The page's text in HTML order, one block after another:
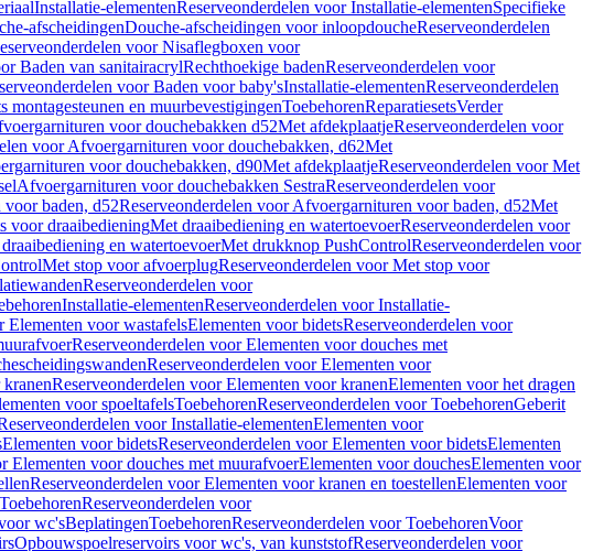
Installatie-elementenReserveonderdelen voor Installatie-elementenSpecifieke
afscheidingenDouche-afscheidingen voor inloopdoucheReserveonderdelen
voor Nisaflegboxen voor
Baden van sanitairacrylRechthoekige badenReserveonderdelen voor
voor Baden voor baby'sInstallatie-elementenReserveonderdelen
montagesteunen en muurbevestigingenToebehorenReparatiesetsVerder
voor douchebakken d52Met afdekplaatjeReserveonderdelen voor
voor Afvoergarnituren voor douchebakken, d62Met
voor douchebakken, d90Met afdekplaatjeReserveonderdelen voor Met
Afvoergarnituren voor douchebakken SestraReserveonderdelen voor
baden, d52Reserveonderdelen voor Afvoergarnituren voor baden, d52Met
voor draaibedieningMet draaibediening en watertoevoerReserveonderdelen voor
en watertoevoerMet drukknop PushControlReserveonderdelen voor
Met stop voor afvoerplugReserveonderdelen voor Met stop voor
Reserveonderdelen voor
Installatie-elementenReserveonderdelen voor Installatie-
Elementen voor wastafelsElementen voor bidetsReserveonderdelen voor
Reserveonderdelen voor Elementen voor douches met
Reserveonderdelen voor Elementen voor
Reserveonderdelen voor Elementen voor kranenElementen voor het dragen
voor spoeltafelsToebehorenReserveonderdelen voor ToebehorenGeberit
voor Installatie-elementenElementen voor
Elementen voor bidetsReserveonderdelen voor Elementen voor bidetsElementen
Elementen voor douches met muurafvoerElementen voor douchesElementen voor
Reserveonderdelen voor Elementen voor kranen en toestellenElementen voor
ToebehorenReserveonderdelen voor
wc'sBeplatingenToebehorenReserveonderdelen voor ToebehorenVoor
Opbouwspoelreservoirs voor wc's, van kunststofReserveonderdelen voor